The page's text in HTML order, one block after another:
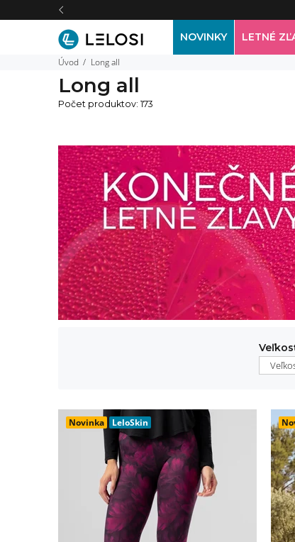
NOVINKY LETNÉ
Úvod Long all
Long all
Počet produktov: 173
Novinka LeloSkin